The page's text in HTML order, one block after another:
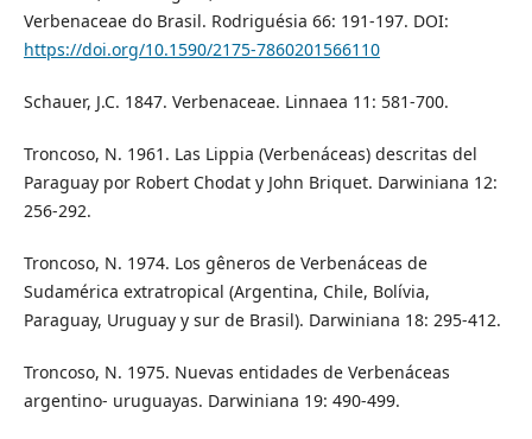
Verbenaceae do Brasil. Rodriguésia 66: 191-197. DOI:
https://doi.org/10.1590/2175-7860201566110
Schauer, J.C. 1847. Verbenaceae. Linnaea 11: 581-700.
Troncoso, N. 1961. Las Lippia (Verbenáceas) descritas del
Paraguay por Robert Chodat y John Briquet. Darwiniana 12:
256-292.
Troncoso, N. 1974. Los gêneros de Verbenáceas de
Sudamérica extratropical (Argentina, Chile, Bolívia,
Paraguay, Uruguay y sur de Brasil). Darwiniana 18: 295-412.
Troncoso, N. 1975. Nuevas entidades de Verbenáceas
argentino- uruguayas. Darwiniana 19: 490-499.